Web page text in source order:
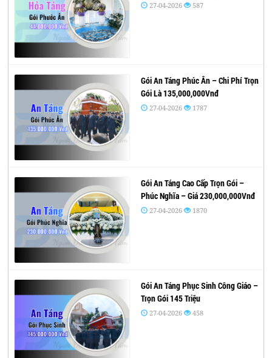
27-04-2026 587
Gói An Táng Phúc Ân – Chi Phí Trọn
Gói Là 135,000,000Vnđ
27-04-2026 1787
Gói An Táng Cao Cấp Trọn Gói –
Phúc Nghĩa – Giá 230,000,000Vnđ
27-04-2026 1870
Gói An Táng Phục Sinh Công Giáo –
Trọn Gói 145 Triệu
27-04-2026 458